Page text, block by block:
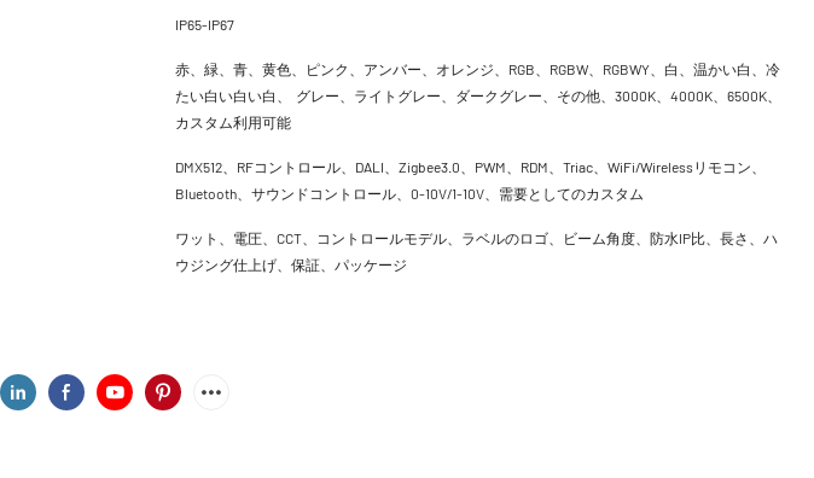
IP65-IP67
赤、緑、青、黄色、ピンク、アンバー、オレンジ、RGB、RGBW、RGBWY、白、温かい白、冷
たい白い白い白、 グレー、ライトグレー、ダークグレー、その他、3000K、4000K、6500K、
カスタム利用可能
DMX512、RFコントロール、DALI、Zigbee3.0、PWM、RDM、Triac、WiFi/Wirelessリモコン、
Bluetooth、サウンドコントロール、0-10V/1-10V、需要としてのカスタム
ワット、電圧、CCT、コントロールモデル、ラベルのロゴ、ビーム角度、防水IP比、長さ、ハ
ウジング仕上げ、保証、パッケージ